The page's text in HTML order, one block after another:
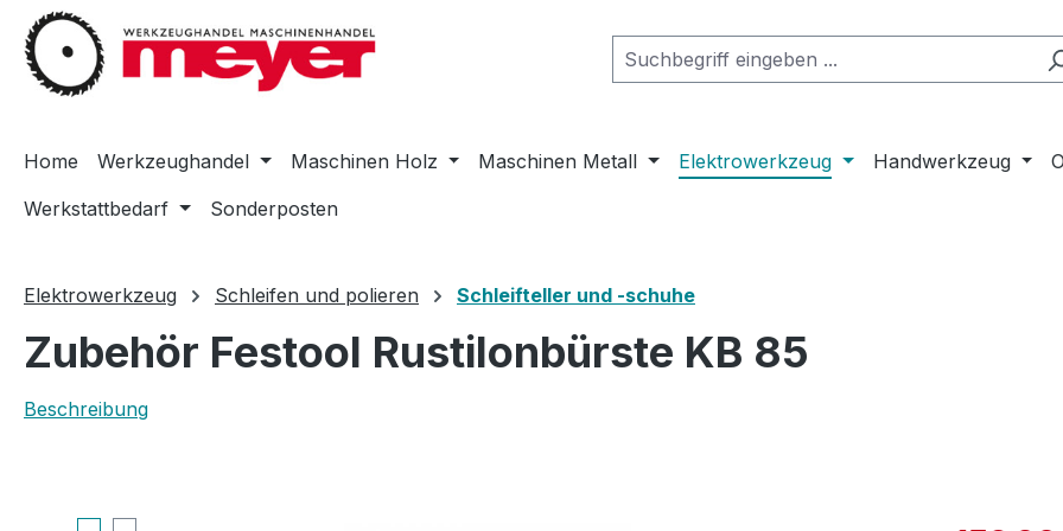
Hauptinhalt springen
Zur Suche springen
Zur Hauptnavigation springen
Home Werkzeughandel Maschinen Holz Maschinen Metall Elektrowerkzeug Handwerkzeug
Werkstattbedarf
Sonderposten
Elektrowerkzeug Schleifen und polieren Schleifteller und -schuhe
Zubehör Festool Rustilonbürste KB 85
Beschreibung